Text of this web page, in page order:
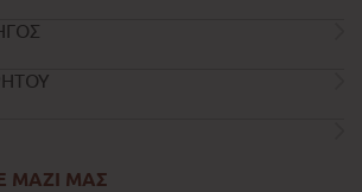
ΜΑΖΙ ΜΑΣ